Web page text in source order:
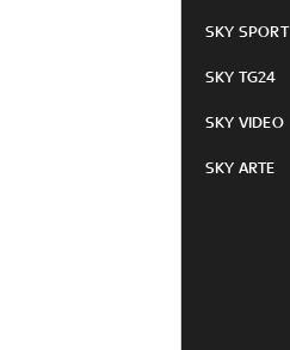
SKY SPORT
SKY TG24
SKY VIDEO
SKY ARTE